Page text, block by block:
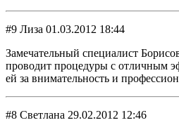
#9 Лиза 01.03.2012 18:44
Замечательный специалист
проводит процедуры с отличным
ей за внимательность и
#8 Светлана 29.02.2012 12:46